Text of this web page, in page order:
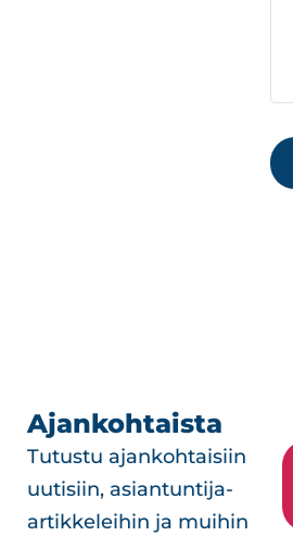
Ajankohtaista
Tutustu ajankohtaisiin
uutisiin, asiantuntija-
artikkeleihin ja muihin